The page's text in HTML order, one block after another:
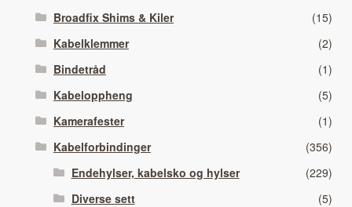
Broadfix Shims & Kiler
(15)
Kabelklemmer
(2)
Bindetråd
(1)
Kabeloppheng
(5)
Kamerafester
(1)
Kabelforbindinger
(356)
Endehylser, kabelsko og hylser
(229)
Diverse sett
(5)